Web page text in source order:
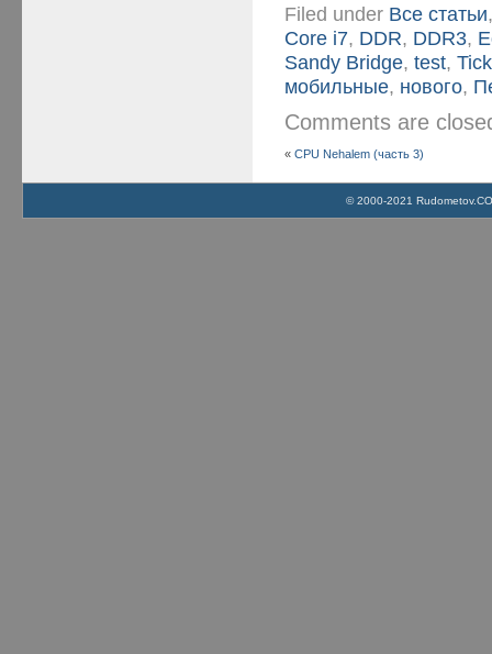
Filed under Все статьи
Core i7, DDR, DDR3,
Sandy Bridge,test,
мобильные, нового,
Comments are
«CPU Nehalem (часть 3)
© 2000-2021